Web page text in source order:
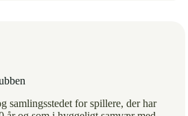
samlingsstedet for spillere, der har